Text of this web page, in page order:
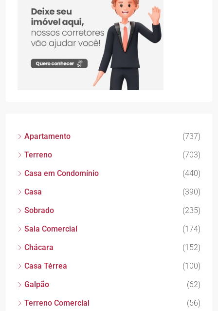
Apartamento
(737)
Terreno
(703)
Casa em Condomínio
(440)
Casa
(390)
Sobrado
(235)
Sala Comercial
(174)
Chácara
(152)
Casa Térrea
(100)
Galpão
(62)
Terreno Comercial
(56)